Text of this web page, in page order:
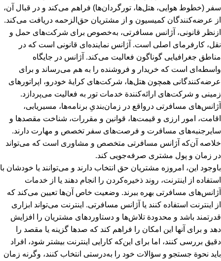
سفر (خطوط هوایی، هتل‌ها، تورگردان‌ها) فراهم می‌کند و در قبال آن،
از عرضه‌کنندگان کمیسیون و از مشتریان حق‌الزحمه دریافت می‌کند.
ازنظر قانونی، آژانس مسافرتی، به‌خصوص برای شرکت‌های حمل و
نقل، کارفرمای اصلی است. آژانس نمایند‌ه‌ای قانونی است که در
مناطق جغرافیایی گوناگون فعالیت می‌کند. آژانس در جایگاه
واسطه‌ای است که خریدار و فروشنده را به هم می‌رساند و برای
عرضه‌کنندگانی همچون هتل‌ها، شرکت‌های کرایۀ خودرو، اپراتورهای
زمینی و شرکت‌های ارائه‌کنندة خدمات تور به فعالیت می‌پردازد.
آژانس‌های مسافرتی درواقع در زمان‌بندیِ برنامه‌ها، مسیریابی،
اقامت، امور ارزی و قیمت‌ها، قوانین و مقررات، شناخت مقصدها و
سایرجنبه‌های مسافرت و فرصت‌های سفر تخصص و مهارت دارند.
خلاصه آن‌که آژانس مسافرتی متخصص و مشاوری است که می‌تواند
در زمان و پول مشتری صرفه‌جویی کند.
باوجود این، امروزه مشتریان حق انتخاب دارند و می‌توانند یا خودشان با
استفاده از اینترنت، روند ذخیره‌کردن را انجام دهند یا از خدمات
آژانس‌های مسافرتی بهره ببرند. وضعیت خاص آن‌ها تعیین می‌کند که
از اینترنت استفاده کنند یا آژانس مسافرتی. اینترنت می‌تواند ابزاری
قدرتمند باشد و محدودة تلاش‌ها و دستاوردهای مشتریان را افزایش
دهد و برای آنها این امکان را فراهم کند که صدها گزینه یا مقصد را
دقیق بررسی کنند، اما برای این‌که کارایی اینترنت بیشتر شود، افراد
باید نحوة جستجو و سؤالات خود را به‌درستی انتخاب کنند، وگرنه زمان